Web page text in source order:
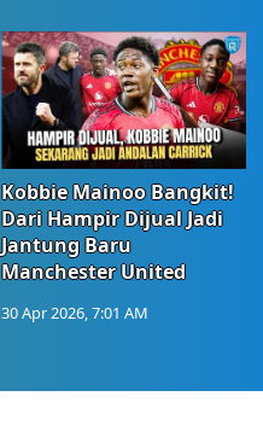
Kobbie Mainoo Bangkit!
Dari Hampir Dijual Jadi
Jantung Baru
Manchester United
30 Apr 2026, 7:01 AM